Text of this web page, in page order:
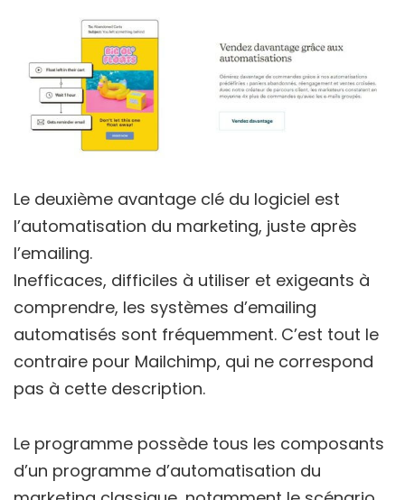
Le deuxième avantage clé du logiciel est
l’automatisation du marketing, juste après
l’emailing.
Inefficaces, difficiles à utiliser et exigeants à
comprendre, les systèmes d’emailing
automatisés sont fréquemment. C’est tout le
contraire pour Mailchimp, qui ne correspond
pas à cette description.
Le programme possède tous les composants
d’un programme d’automatisation du